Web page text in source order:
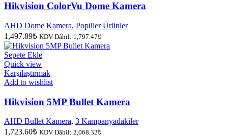
Hikvision ColorVu Dome Kamera
AHD Dome Kamera, Popüler Ürünler
1,497.89₺ KDV Dâhil: 1,797.47₺
Sepete Ekle
Quick view
Karşılaştırmak
Add to wishlist
Hikvision 5MP Bullet Kamera
AHD Bullet Kamera, 3 Kampanyadakiler
1,723.60₺ KDV Dâhil: 2,068.32₺